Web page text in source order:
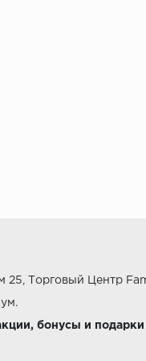
25, Торговый Центр
бонусы и